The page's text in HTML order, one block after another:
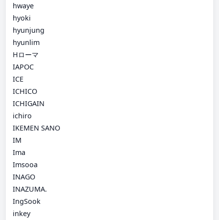
hwaye
hyoki
hyunjung
hyunlim
Hローマ
IAPOC
ICE
ICHICO
ICHIGAIN
ichiro
IKEMEN SANO
IM
Ima
Imsooa
INAGO
INAZUMA.
IngSook
inkey